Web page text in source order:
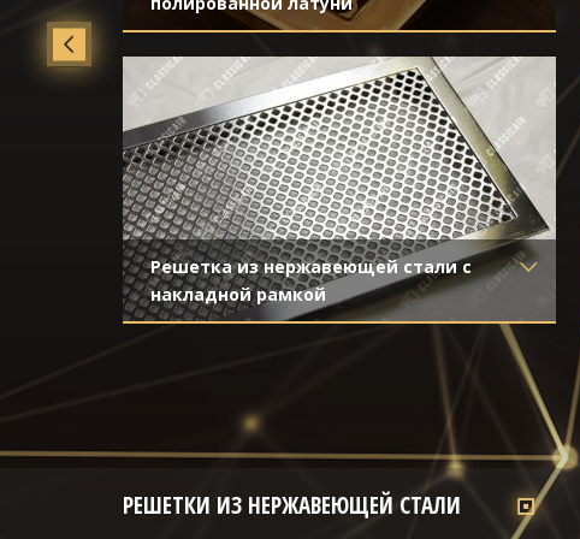
Материал- Латунь
Отделка- Полированная латунь
Решетка из нержавеющей стали с
накладной рамкой
Материал- Нержавеющая сталь
РЕШЕТКИ ИЗ НЕРЖАВЕЮЩЕЙ СТАЛИ